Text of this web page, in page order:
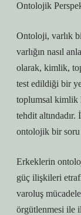
Ontolojik
Ontoloji, varlık
varlığın nasıl
olarak, kimlik,
test edildiği bir
toplumsal kimlik
tehdit
ontolojik bir soru
Erkeklerin
güç ilişkileri
varoluş
örgütlenmesi ile